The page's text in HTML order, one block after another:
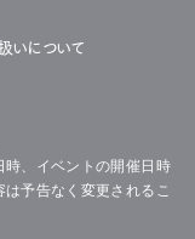
いについて
、イベントの開催日時
予告なく変更されるこ